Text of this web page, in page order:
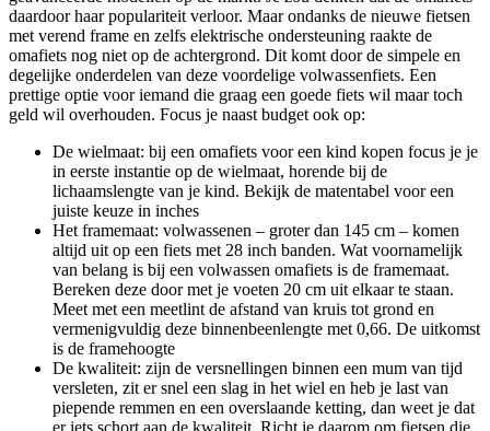
daardoor haar populariteit verloor. Maar ondanks de nieuwe fietsen
met verend frame en zelfs elektrische ondersteuning raakte de
omafiets nog niet op de achtergrond. Dit komt door de simpele en
degelijke onderdelen van deze voordelige volwassenfiets. Een
prettige optie voor iemand die graag een goede fiets wil maar toch
geld wil overhouden. Focus je naast budget ook op:
De wielmaat: bij een omafiets voor een kind kopen focus je je
in eerste instantie op de wielmaat, horende bij de
lichaamslengte van je kind. Bekijk de matentabel voor een
juiste keuze in inches
Het framemaat: volwassenen – groter dan 145 cm – komen
altijd uit op een fiets met 28 inch banden. Wat voornamelijk
van belang is bij een volwassen omafiets is de framemaat.
Bereken deze door met je voeten 20 cm uit elkaar te staan.
Meet met een meetlint de afstand van kruis tot grond en
vermenigvuldig deze binnenbeenlengte met 0,66. De uitkomst
is de framehoogte
De kwaliteit: zijn de versnellingen binnen een mum van tijd
versleten, zit er snel een slag in het wiel en heb je last van
piepende remmen en een overslaande ketting, dan weet je dat
er iets schort aan de kwaliteit. Richt je daarom om fietsen die